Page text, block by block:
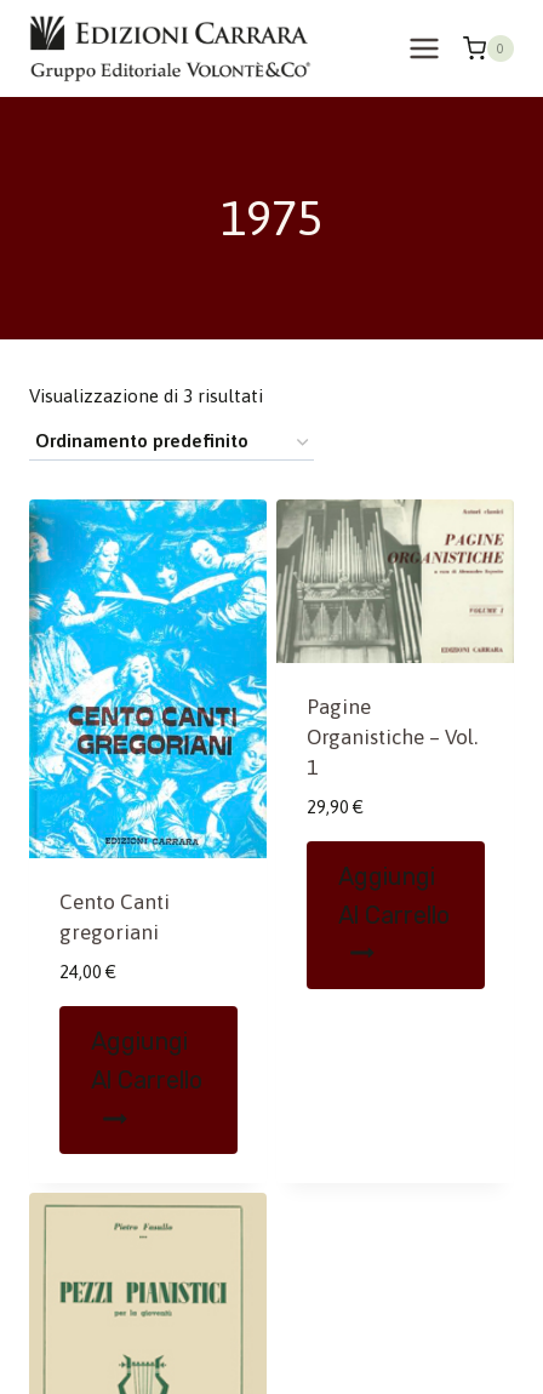
Salta
contenuto
0
1975
Visualizzazione di 3 risultati
Cento Canti
gregoriani
24,00 €
Aggiungi
Al Carrello
Pagine
Organistiche – Vol.
1
29,90 €
Aggiungi
Al Carrello